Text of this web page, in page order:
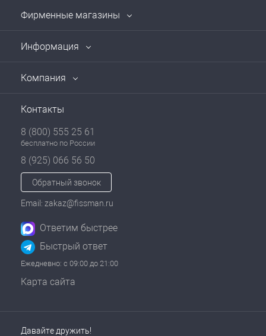
Фирменные магазины
Информация
Компания
Контакты
8 (800) 555 25 61
бесплатно по России
8 (925) 066 56 50
Обратный звонок
Email: zakaz@fissman.ru
Ответим быстрее
Быстрый ответ
Ежедневно: с 09:00 до 21:00
Карта сайта
Давайте дружить!